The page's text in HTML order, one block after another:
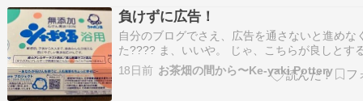
負けずに広告！
自分のブログでさえ、広告を通さないと進めな
た???? ま、いいや。 じゃ、こちらが良しとす
を広告しちゃえ〜???? 昔からある石鹸だけど
我が家2人とも皮膚が弱いので、無添加と聞い
18日前 お茶畑の間から〜Ke-yaki Pottery